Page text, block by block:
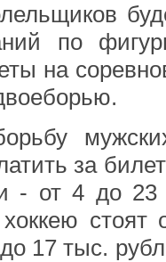
по
на
за
- от 4 до
17 тыс.